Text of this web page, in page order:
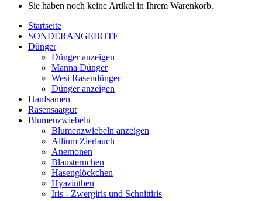
Sie haben noch keine Artikel in Ihrem Warenkorb.
Startseite
SONDERANGEBOTE
Dünger
Dünger anzeigen
Manna Dünger
Wesi Rasendünger
Dünger anzeigen
Hanfsamen
Rasensaatgut
Blumenzwiebeln
Blumenzwiebeln anzeigen
Allium Zierlauch
Anemonen
Blausternchen
Hasenglöckchen
Hyazinthen
Iris - Zwergiris und Schnittiris